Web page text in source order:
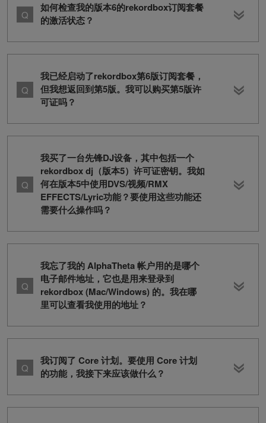
如何检查我的版本6的rekordbox订阅套餐
的激活状态？
我已经启动了rekordbox第6版订阅套餐，
但我想返回到第5版。我可以购买第5版许
可证吗？
我买了一台先锋DJ设备，其中包括一个
rekordbox dj（版本5）许可证密钥。我如
何在版本5中使用DVS/视频/RMX
EFFECTS/Lyric功能？要使用这些功能还
需要什么操作吗？
我忘了我的 AlphaTheta 帐户用的是哪个
电子邮件地址，它也是用来登录到
rekordbox (Mac/Windows) 的。我在哪
里可以查看我使用的地址？
我订阅了 Core 计划。要使用 Core 计划
的功能，我接下来应该做什么？